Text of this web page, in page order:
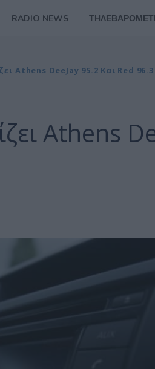
RADIO NEWS
Athens DeeJay 95.2 Και Red 96.3
Athens